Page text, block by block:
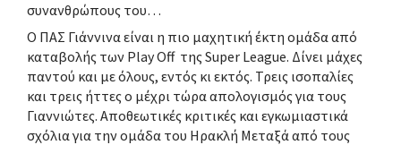
συνανθρώπους του…
Ο ΠΑΣ Γιάννινα είναι η πιο μαχητική έκτη ομάδα από
καταβολής των Play Off της Super League. Δίνει μάχες
παντού και με όλους, εντός κι εκτός. Τρεις ισοπαλίες
και τρεις ήττες ο μέχρι τώρα απολογισμός για τους
Γιαννιώτες. Αποθεωτικές κριτικές και εγκωμιαστικά
σχόλια για την ομάδα του Ηρακλή Μεταξά από τους